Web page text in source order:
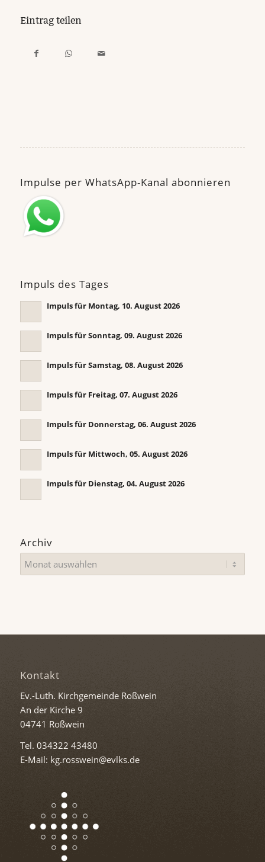
Eintrag teilen
Impulse per WhatsApp-Kanal abonnieren
Impuls des Tages
Impuls für Montag, 10. August 2026
Impuls für Sonntag, 09. August 2026
Impuls für Samstag, 08. August 2026
Impuls für Freitag, 07. August 2026
Impuls für Donnerstag, 06. August 2026
Impuls für Mittwoch, 05. August 2026
Impuls für Dienstag, 04. August 2026
Archiv
Kontakt
Ev.-Luth. Kirchgemeinde Roßwein
An der Kirche 9
04741 Roßwein
Tel. 034322 43480
E-Mail: kg.rosswein@evlks.de